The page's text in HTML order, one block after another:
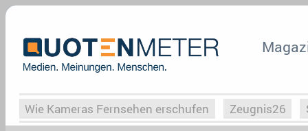
Wie Kameras Fernsehen erschufen Zeugnis26